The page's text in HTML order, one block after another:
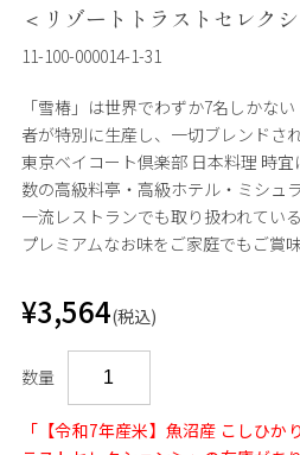
＜リゾートトラストセレク
11-100-000014-1-31
「雪椿」は世界でわずか7名しかな
者が特別に生産し、一切ブレンドさ
東京ベイコート倶楽部 日本料理 時
数の高級料亭・高級ホテル・ミシュ
一流レストランでも取り扱われてい
プレミアムなお味をご家庭でもご賞
¥3,564(税込)
数量
「【令和7年産米】魚沼産 こしひ